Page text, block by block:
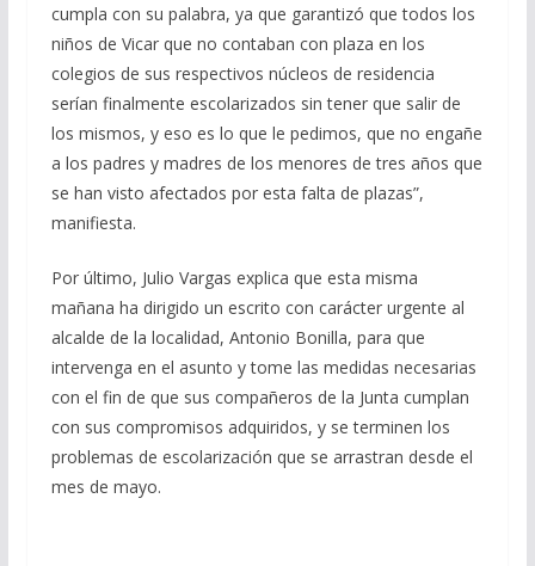
cumpla con su palabra, ya que garantizó que todos los
niños de Vicar que no contaban con plaza en los
colegios de sus respectivos núcleos de residencia
serían finalmente escolarizados sin tener que salir de
los mismos, y eso es lo que le pedimos, que no engañe
a los padres y madres de los menores de tres años que
se han visto afectados por esta falta de plazas”,
manifiesta.
Por último, Julio Vargas explica que esta misma
mañana ha dirigido un escrito con carácter urgente al
alcalde de la localidad, Antonio Bonilla, para que
intervenga en el asunto y tome las medidas necesarias
con el fin de que sus compañeros de la Junta cumplan
con sus compromisos adquiridos, y se terminen los
problemas de escolarización que se arrastran desde el
mes de mayo.